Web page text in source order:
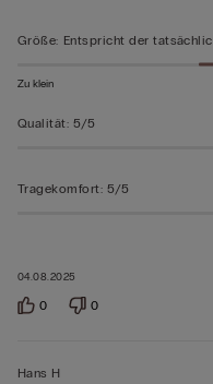
5
04.08.2025
Größe: Entspricht der
Zu klein
Qualität: 5/5
Tragekomfort: 5/5
0 0
Hans H